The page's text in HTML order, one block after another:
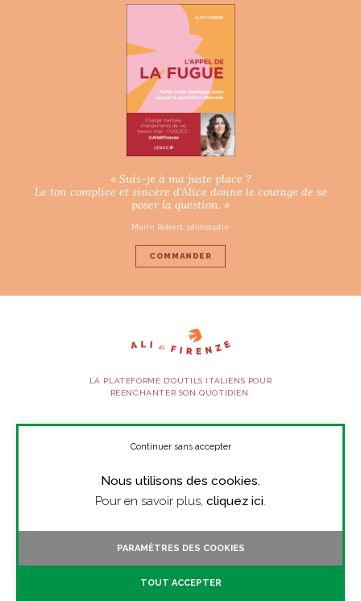
« Suis-je à ma juste place ?
Le ton complice et sincère d’Alice donne le courage de se
poser la question. »
Marie Robert, philosophe
COMMANDER
LA PLATEFORME D’OUTILS ITALIENS POUR
RÉENCHANTER SON QUOTIDIEN.
SUIVEZ-NOUS
Nous utilisons des cookies.
Pour en savoir plus, cliquez ici.
Continuer sans accepter
PARAMÈTRES DES COOKIES
TOUT ACCEPTER